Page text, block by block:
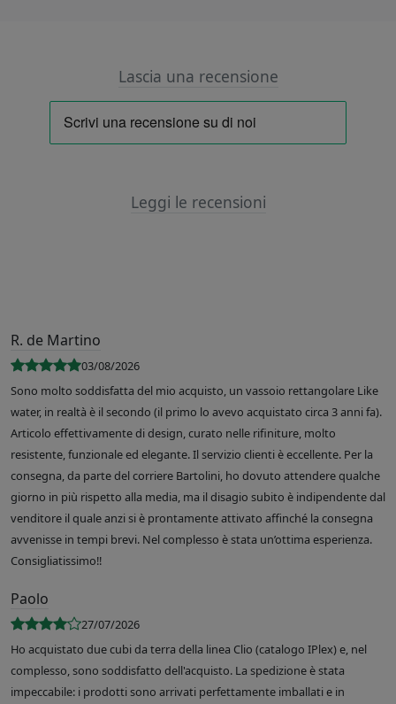
Lascia una recensione
Leggi le recensioni
R. de Martino
03/08/2026
Sono molto soddisfatta del mio acquisto, un vassoio rettangolare Like
water, in realtà è il secondo (il primo lo avevo acquistato circa 3 anni fa).
Articolo effettivamente di design, curato nelle rifiniture, molto
resistente, funzionale ed elegante. Il servizio clienti è eccellente. Per la
consegna, da parte del corriere Bartolini, ho dovuto attendere qualche
giorno in più rispetto alla media, ma il disagio subito è indipendente dal
venditore il quale anzi si è prontamente attivato affinché la consegna
avvenisse in tempi brevi. Nel complesso è stata un’ottima esperienza.
Consigliatissimo!!
Paolo
27/07/2026
Ho acquistato due cubi da terra della linea Clio (catalogo IPlex) e, nel
complesso, sono soddisfatto dell'acquisto. La spedizione è stata
impeccabile: i prodotti sono arrivati perfettamente imballati e in